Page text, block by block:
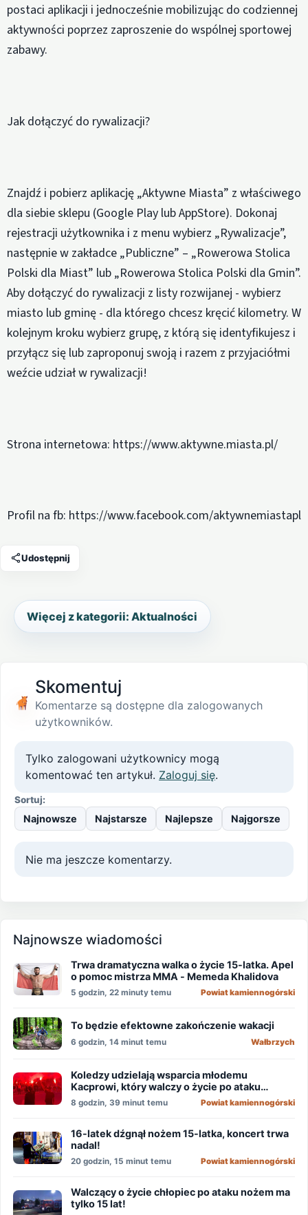
postaci aplikacji i jednocześnie mobilizując do codziennej
aktywności poprzez zaproszenie do wspólnej sportowej
zabawy.
Jak dołączyć do rywalizacji?
Znajdź i pobierz aplikację „Aktywne Miasta” z właściwego
dla siebie sklepu (Google Play lub AppStore). Dokonaj
rejestracji użytkownika i z menu wybierz „Rywalizacje”,
następnie w zakładce „Publiczne” – „Rowerowa Stolica
Polski dla Miast” lub „Rowerowa Stolica Polski dla Gmin”.
Aby dołączyć do rywalizacji z listy rozwijanej - wybierz
miasto lub gminę - dla którego chcesz kręcić kilometry. W
kolejnym kroku wybierz grupę, z którą się identyfikujesz i
przyłącz się lub zaproponuj swoją i razem z przyjaciółmi
weźcie udział w rywalizacji!
Strona internetowa: https://www.aktywne.miasta.pl/
Profil na fb: https://www.facebook.com/aktywnemiastapl
Udostępnij
Więcej z kategorii: Aktualności
Skomentuj
Komentarze są dostępne dla zalogowanych
użytkowników.
Tylko zalogowani użytkownicy mogą
komentować ten artykuł. Zaloguj się.
Sortuj:
Najnowsze Najstarsze Najlepsze Najgorsze
Nie ma jeszcze komentarzy.
Najnowsze wiadomości
Trwa dramatyczna walka o życie 15-latka. Apel
o pomoc mistrza MMA - Memeda Khalidova
5 godzin, 22 minuty temu Powiat kamiennogórski
To będzie efektowne zakończenie wakacji
6 godzin, 14 minut temu Wałbrzych
Koledzy udzielają wsparcia młodemu
Kacprowi, który walczy o życie po ataku
nożownika!
8 godzin, 39 minut temu Powiat kamiennogórski
16-latek dźgnął nożem 15-latka, koncert trwa
nadal!
20 godzin, 15 minut temu Powiat kamiennogórski
Walczący o życie chłopiec po ataku nożem ma
tylko 15 lat!